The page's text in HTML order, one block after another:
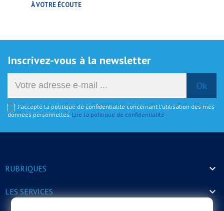
À VOTRE ÉCOUTE
Inscrivez-vous à la newsletter
J'accepte la politique de confidentialité concernant l'utilisation des mes
données personnelles. Lire la politique de confidentialité
RUBRIQUES 
LES SERVICES 